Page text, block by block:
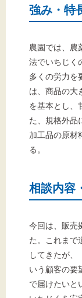
強み・特
農園では、農
法でいちじく
多くの労力を
は、商品の大
を基本とし、
た、規格外品
加工品の原材
る。
相談内容
今回は、販売
た。これまで
してきたが、
いう顧客の要
で届けたいと